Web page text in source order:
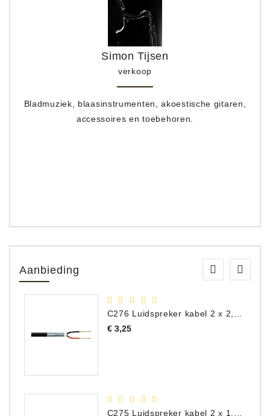
Simon Tijsen
verkoop
Bladmuziek, blaasinstrumenten, akoestische gitaren,
accessoires en toebehoren.
Aanbieding
C276 Luidspreker kabel 2 x 2,50 mm² (per meter)
€ 3,25Prijs